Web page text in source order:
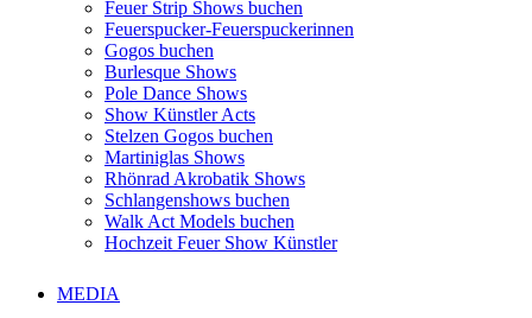
Feuer Strip Shows buchen
Feuerspucker-Feuerspuckerinnen
Gogos buchen
Burlesque Shows
Pole Dance Shows
Show Künstler Acts
Stelzen Gogos buchen
Martiniglas Shows
Rhönrad Akrobatik Shows
Schlangenshows buchen
Walk Act Models buchen
Hochzeit Feuer Show Künstler
MEDIA